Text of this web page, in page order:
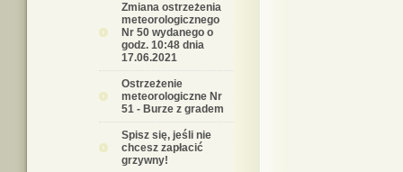
Zmiana ostrzeżenia
meteorologicznego
Nr 50 wydanego o
godz. 10:48 dnia
17.06.2021
Ostrzeżenie
meteorologiczne Nr
51 - Burze z gradem
Spisz się, jeśli nie
chcesz zapłacić
grzywny!